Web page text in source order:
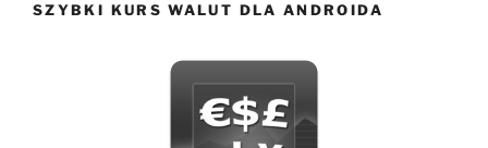
SZYBKI KURS WALUT DLA ANDROIDA